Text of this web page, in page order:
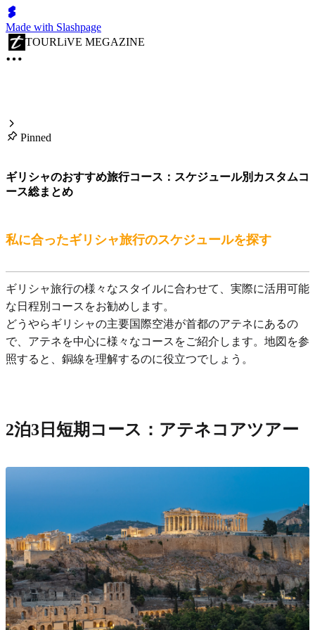
Made with Slashpage
TOURLiVE MEGAZINE
Pinned
ギリシャのおすすめ旅行コース：スケジュール別カスタムコ
ース総まとめ
私に合ったギリシャ旅行のスケジュールを探す
ギリシャ旅行の様々なスタイルに合わせて、実際に活用可能
な日程別コースをお勧めします。
どうやらギリシャの主要国際空港が首都のアテネにあるの
で、アテネを中心に様々なコースをご紹介します。地図を参
照すると、銅線を理解するのに役立つでしょう。
2泊3日短期コース：アテネコアツアー